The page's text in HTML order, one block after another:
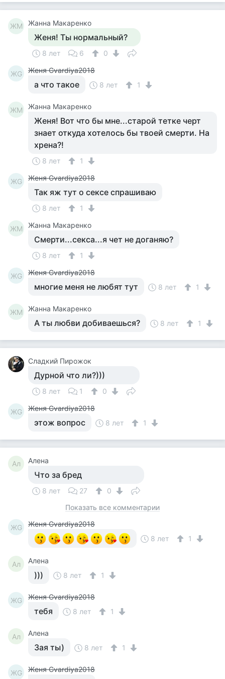
ЖМ Жанна Макаренко
Женя! Ты нормальный?
8 лет 6 0
ЖG Женя Gvardiya2018
а что такое 8 лет 1
ЖМ Жанна Макаренко
Женя! Вот что бы мне...старой тетке черт
знает откуда хотелось бы твоей смерти. На
хрена?!
8 лет 1
ЖG Женя Gvardiya2018
Так яж тут о сексе спрашиваю
8 лет 1
ЖМ Жанна Макаренко
Смерти...секса...я чет не доганяю?
8 лет 1
ЖG Женя Gvardiya2018
многие меня не любят тут 8 лет 1
ЖМ Жанна Макаренко
А ты любви добиваешься? 8 лет 1
Сладкий Пирожок
Дурной что ли?)))
8 лет 1 0
ЖG Женя Gvardiya2018
этож вопрос 8 лет 1
Ал Алена
Что за бред
8 лет 27
0
Показать все комментарии
ЖG
Женя Gvardiya2018
8 лет
1
Ал Алена
))) 8 лет 1
ЖG Женя Gvardiya2018
тебя 8 лет 1
Ал Алена
Зая ты) 8 лет 1
ЖG Женя Gvardiya2018